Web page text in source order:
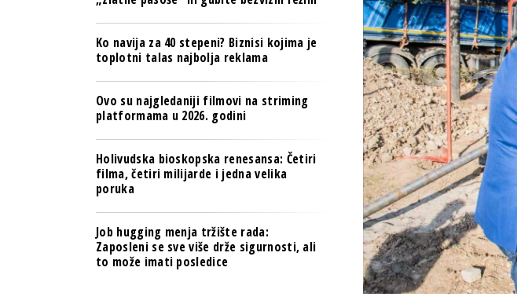
OSIGURANJE
TECH I AI
BIZNIS & SPORT
PULS REGIONA
NOVO NA RAFU
TECH I AI
PULS REGIONA
Ko navija za 40 stepeni? Biznisi kojima je
toplotni talas najbolja reklama
Ovo su najgledaniji filmovi na striming
platformama u 2026. godini
Holivudska bioskopska renesansa: Četiri
filma, četiri milijarde i jedna velika
poruka
Job hugging menja tržište rada:
Zaposleni se sve više drže sigurnosti, ali
to može imati posledice